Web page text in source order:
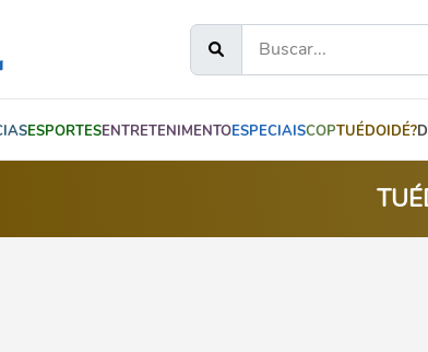
ESPORTESENTRETENIMENTOESPECIAISCOPTUÉDOIDÉ?